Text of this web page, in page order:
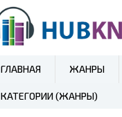
ГЛАВНАЯ ЖАНРЫ
КАТЕГОРИИ (ЖАНРЫ)